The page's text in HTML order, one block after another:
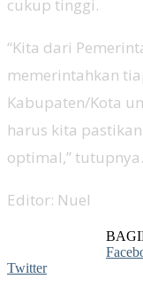
cukup tinggi.
“Kita dari
memerintahkan
Kabupaten/Kota
harus kita
optimal,”
Editor: Nuel
Twitter